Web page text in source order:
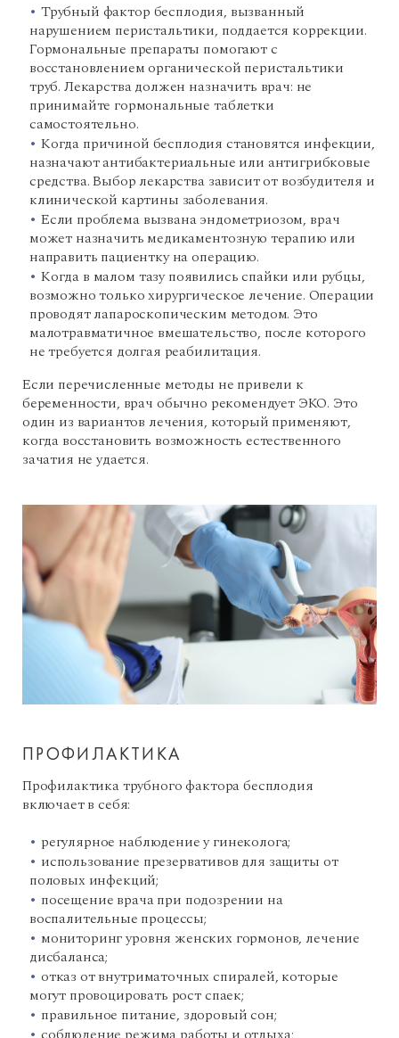
Трубный фактор бесплодия, вызванный
нарушением перистальтики, поддается коррекции.
Гормональные препараты помогают с
восстановлением органической перистальтики
труб. Лекарства должен назначить врач: не
принимайте гормональные таблетки
самостоятельно.
Когда причиной бесплодия становятся инфекции,
назначают антибактериальные или антигрибковые
средства. Выбор лекарства зависит от возбудителя и
клинической картины заболевания.
Если проблема вызвана эндометриозом, врач
может назначить медикаментозную терапию или
направить пациентку на операцию.
Когда в малом тазу появились спайки или рубцы,
возможно только хирургическое лечение. Операции
проводят лапароскопическим методом. Это
малотравматичное вмешательство, после которого
не требуется долгая реабилитация.
Если перечисленные методы не привели к
беременности, врач обычно рекомендует ЭКО. Это
один из вариантов лечения, который применяют,
когда восстановить возможность естественного
зачатия не удается.
ПРОФИЛАКТИКА
Профилактика трубного фактора бесплодия
включает в себя:
регулярное наблюдение у гинеколога;
использование презервативов для защиты от
половых инфекций;
посещение врача при подозрении на
воспалительные процессы;
мониторинг уровня женских гормонов, лечение
дисбаланса;
отказ от внутриматочных спиралей, которые
могут провоцировать рост спаек;
правильное питание, здоровый сон;